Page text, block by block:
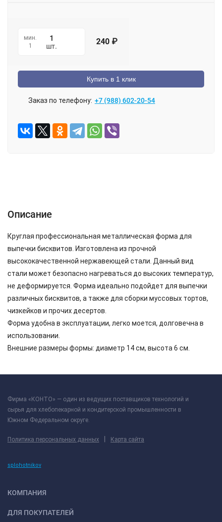
мин.
1
шт. 240 ₽
Купить в 1 клик
Заказ по телефону: +7 (988) 602-20-54
Описание
Круглая профессиональная металлическая форма для
выпечки бисквитов. Изготовлена из прочной
высококачественной нержавеющей стали. Данный вид
стали может безопасно нагреваться до высоких температур,
не деформируется. Форма идеально подойдет для выпечки
различных бисквитов, а также для сборки муссовых тортов,
чизкейков и прочих десертов.
Форма удобна в эксплуатации, легко моется, долговечна в
использовании.
Внешние размеры формы: диаметр 14 см, высота 6 см.
Фирма «КОНТО» — один из ведущих поставщиков технологий и
сырья для хлебопекарной и кондитерской промышленности в
Южном Федеральном округе.
Политика персональных данных Карта сайта
splohotnikov
КОМПАНИЯ
ДЛЯ ПОКУПАТЕЛЕЙ